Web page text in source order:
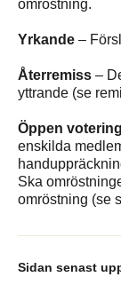
omröstning.
Yrkande –
Återremiss –
yttrande (se
Öppen votering
enskilda
Ska
omröstning (se
Sidan senast